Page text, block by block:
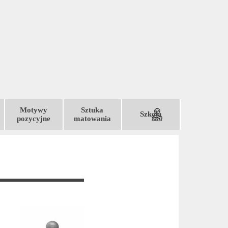
▼
Motywy
pozycyjne
▼
Sztuka
matowania
▼
Szkoła